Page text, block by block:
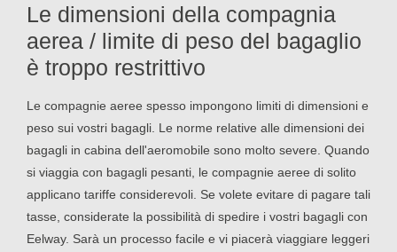
Le dimensioni della compagnia
aerea / limite di peso del bagaglio
è troppo restrittivo
Le compagnie aeree spesso impongono limiti di dimensioni e
peso sui vostri bagagli. Le norme relative alle dimensioni dei
bagagli in cabina dell'aeromobile sono molto severe. Quando
si viaggia con bagagli pesanti, le compagnie aeree di solito
applicano tariffe considerevoli. Se volete evitare di pagare tali
tasse, considerate la possibilità di spedire i vostri bagagli con
Eelway. Sarà un processo facile e vi piacerà viaggiare leggeri